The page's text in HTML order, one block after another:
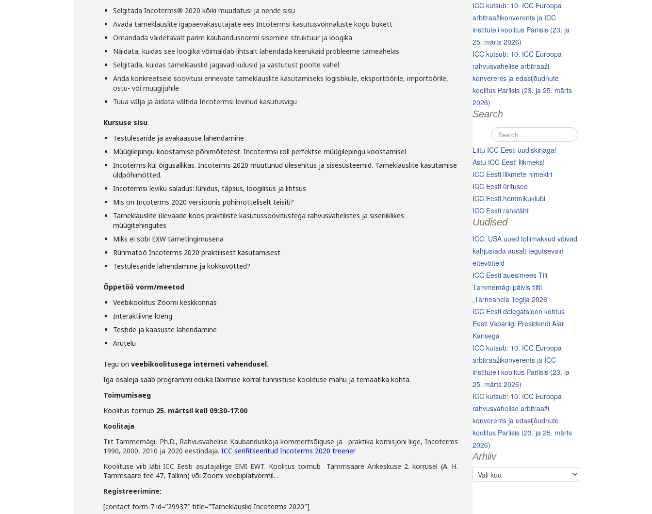
Selgitada Incoterms® 2020 kõiki muudatusi ja nende sisu
Avada tarneklauslite igapäevakasutajate ees Incotermsi kasutusvõimaluste kogu bukett
Omandada väidetavalt parim kaubandusnormi sisemine struktuur ja loogika
Näidata, kuidas see loogika võimaldab lihtsalt lahendada keerukaid probleeme tarneahelas
Selgitada, kuidas tarneklauslid jagavad kulusid ja vastutust poolte vahel
Anda konkreetseid soovitusi erinevate tarneklauslite kasutamiseks logistikule, eksportöörile, importöörile,
ostu- või müügijuhile
Tuua välja ja aidata vältida Incotermsi levinud kasutusvigu
Kursuse sisu
Testülesande ja avakaasuse lahendamine
Müügilepingu koostamise põhimõtetest. Incotermsi roll perfektse müügilepingu koostamisel
Incoterms kui õigusallikas. Incoterms 2020 muutunud ülesehitus ja sisesüsteemid. Tarneklauslite kasutamise
üldpõhimõtted.
Incotermsi leviku saladus: lühidus, täpsus, loogilisus ja lihtsus
Mis on Incoterms 2020 versioonis põhimõtteliselt teisiti?
Tarneklauslite ülevaade koos praktiliste kasutussoovitustega rahvusvahelistes ja siseriiklikes
müügitehingutes
Miks ei sobi EXW tarnetingimusena
Rühmatöö Incoterms 2020 praktilisest kasutamisest
Testülesande lahendamine ja kokkuvõtted?
Õppetöö vorm/meetod
Veebikoolitus Zoomi keskkonnas
Interaktiivne loeng
Testide ja kaasuste lahendamine
Arutelu
Tegu on veebikoolitusega interneti vahendusel.
Iga osaleja saab programmi eduka läbimise korral tunnistuse koolituse mahu ja temaatika kohta.
Toimumisaeg
Koolitus toimub 25. märtsil kell 09:30-17:00
Koolitaja
Tiit Tammemägi, Ph.D., Rahvusvahelise Kaubanduskoja kommertsõiguse ja –praktika komisjoni liige, Incoterms
1990, 2000, 2010 ja 2020 eestindaja. ICC serifitseeritud Incoterms 2020 treener
Koolituse viib läbi ICC Eesti asutajaliige EMI EWT. Koolitus toimub Tammsaare Ärikeskuse 2. korrusel (A. H.
Tammsaare tee 47, Tallinn) või Zoomi veebiplatvormil. .
Registreerimine:
[contact-form-7 id=”29937″ title=”Tarneklauslid Incoterms 2020″]
ICC kutsub: 10. ICC Euroopa
arbitraažikonverents ja ICC
institute’i koolitus Pariisis (23. ja
25. märts 2026)
ICC kutsub: 10. ICC Euroopa
rahvusvahelise arbitraaži
konverents ja edasijõudnute
koolitus Pariisis (23. ja 25. märts
2026)
Search
Liitu ICC Eesti uudiskirjaga!
Astu ICC Eesti liikmeks!
ICC Eesti liikmete nimekiri
ICC Eesti üritused
ICC Eesti hommikuklubi
ICC Eesti rahatäht
Uudised
ICC: USA uued tollimaksud võivad
kahjustada ausalt tegutsevaid
ettevõtteid
ICC Eesti auesimees Tiit
Tammemägi pälvis tiitli
„Tarneahela Tegija 2026“
ICC Eesti delegatsioon kohtus
Eesti Vabariigi Presidendi Alar
Karisega
ICC kutsub: 10. ICC Euroopa
arbitraažikonverents ja ICC
institute’i koolitus Pariisis (23. ja
25. märts 2026)
ICC kutsub: 10. ICC Euroopa
rahvusvahelise arbitraaži
konverents ja edasijõudnute
koolitus Pariisis (23. ja 25. märts
2026)
Arhiiv
Arhiiv